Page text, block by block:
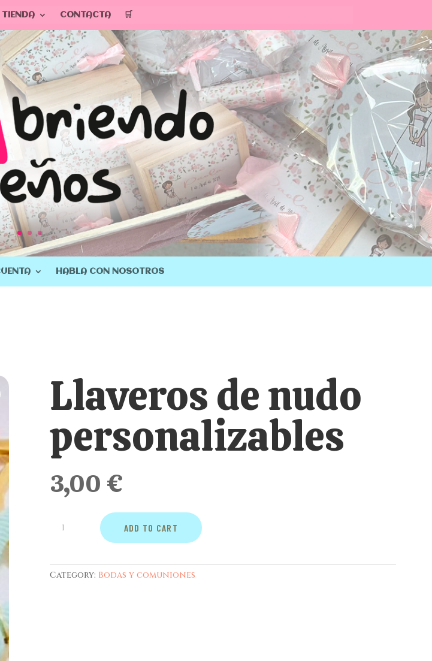
TIENDA CONTACTA 🛒
HABLA CON NOSOTROS
Llaveros de nudo
personalizables
3,00 €
quantity
ADD TO CART
Category: Bodas y comuniones